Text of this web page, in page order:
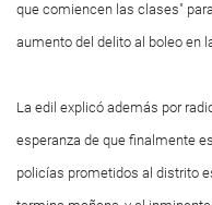
que comiencen las clases"
aumento del delito al boleo en
La edil explicó además por
esperanza de que finalmente
policías prometidos al distrito